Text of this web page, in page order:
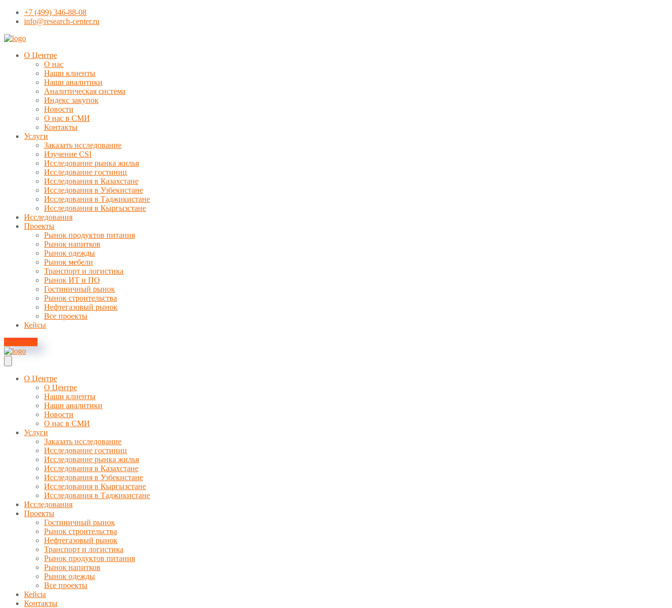
+7 (499) 346-88-08
info@research-center.ru
О Центре
О нас
Наши клиенты
Наши аналитики
Аналитическая система
Индекс закупок
Новости
О нас в СМИ
Контакты
Услуги
Заказать исследование
Изучение CSI
Исследование рынка жилья
Исследование гостиниц
Исследования в Казахстане
Исследования в Узбекистане
Исследования в Таджикистане
Исследования в Кыргызстане
Исследования
Проекты
Рынок продуктов питания
Рынок напитков
Рынок одежды
Рынок мебели
Транспорт и логистика
Рынок ИТ и ПО
Гостиничный рынок
Рынок строительства
Нефтегазовый рынок
Все проекты
Кейсы
Контакты
О Центре
О Центре
Наши клиенты
Наши аналитики
Новости
О нас в СМИ
Услуги
Заказать исследование
Исследование гостиниц
Исследование рынка жилья
Исследования в Казахстане
Исследования в Узбекистане
Исследования в Кыргызстане
Исследования в Таджикистане
Исследования
Проекты
Гостиничный рынок
Рынок строительства
Нефтегазовый рынок
Транспорт и логистика
Рынок продуктов питания
Рынок напитков
Рынок одежды
Все проекты
Кейсы
Контакты